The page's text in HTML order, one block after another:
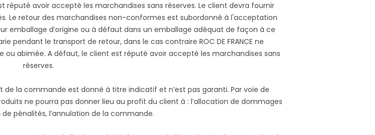
avoir accepté les marchandises sans réserves. Le client devra fournir
Le retour des marchandises non-conformes est subordonné à l'acceptation
emballage d’origine ou à défaut dans un emballage adéquat de façon à ce
pendant le transport de retour, dans le cas contraire ROC DE FRANCE ne
abimée. A défaut, le client est réputé avoir accepté les marchandises sans
réserves.
de la commande est donné à titre indicatif et n’est pas garanti. Par voie de
ne pourra pas donner lieu au profit du client à : l’allocation de dommages
pénalités, l’annulation de la commande.